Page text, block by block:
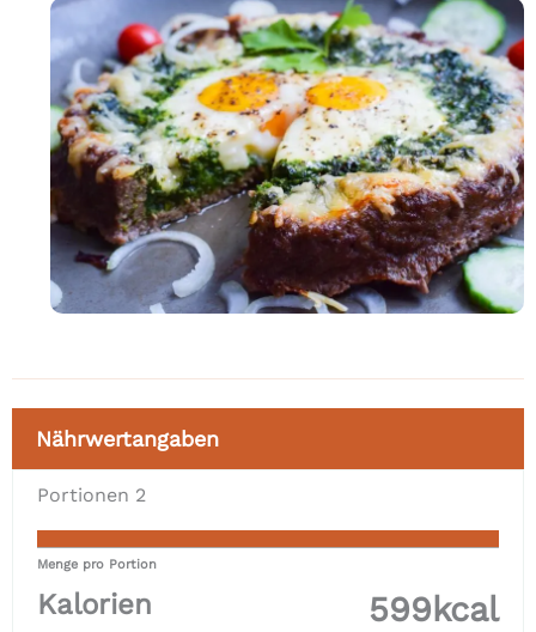
Nährwertangaben
Portionen 2
Menge pro Portion
Kalorien 599 kcal